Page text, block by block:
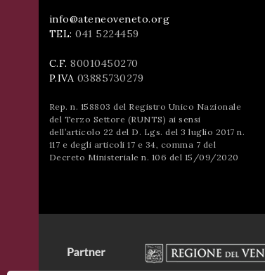
info@ateneoveneto.org
TEL: 041 5224459
C.F. 80010450270
P.IVA 03885730279
Rep. n. 158803 del Registro Unico Nazionale
del Terzo Settore (RUNTS) ai sensi
dell’articolo 22 del D. Lgs. del 3 luglio 2017 n.
117 e degli articoli 17 e 34, comma 7 del
Decreto Ministeriale n. 106 del 15/09/2020